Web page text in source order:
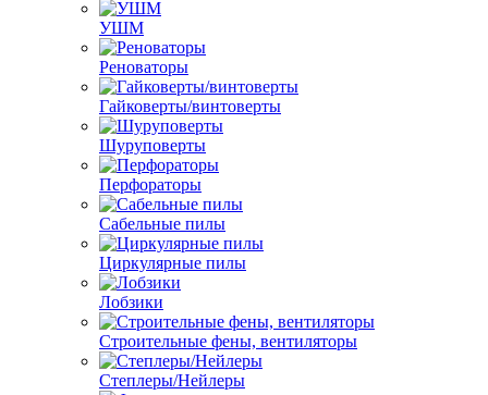
УШМ
Реноваторы
Гайковерты/винтоверты
Шуруповерты
Перфораторы
Сабельные пилы
Циркулярные пилы
Лобзики
Строительные фены, вентиляторы
Степлеры/Нейлеры